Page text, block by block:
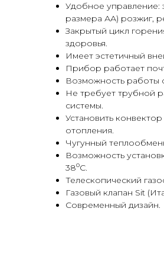
Удобное управление:
размера АА) розжиг,
Закрытый цикл
здоровья.
Имеет эстетичный
Прибор работает
Возможность работы
Не требует трубной
системы.
Установить
отопления.
Чугунный
Возможность
38оC.
Телескопический
Газовый клапан Sit
Современный дизайн.